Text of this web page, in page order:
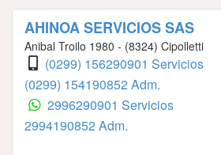
AHINOA SERVICIOS SAS
Anibal Troilo 1980 - (8324) Cipolletti
(0299) 156290901 Servicios
(0299) 154190852 Adm.
2996290901 Servicios
2994190852 Adm.